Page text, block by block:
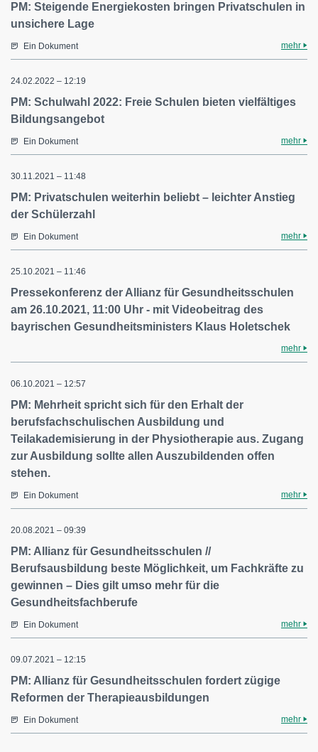
PM: Steigende Energiekosten bringen Privatschulen in
unsichere Lage
Ein Dokument mehr
24.02.2022 – 12:19
PM: Schulwahl 2022: Freie Schulen bieten vielfältiges
Bildungsangebot
Ein Dokument mehr
30.11.2021 – 11:48
PM: Privatschulen weiterhin beliebt – leichter Anstieg
der Schülerzahl
Ein Dokument mehr
25.10.2021 – 11:46
Pressekonferenz der Allianz für Gesundheitsschulen
am 26.10.2021, 11:00 Uhr - mit Videobeitrag des
bayrischen Gesundheitsministers Klaus Holetschek
mehr
06.10.2021 – 12:57
PM: Mehrheit spricht sich für den Erhalt der
berufsfachschulischen Ausbildung und
Teilakademisierung in der Physiotherapie aus. Zugang
zur Ausbildung sollte allen Auszubildenden offen
stehen.
Ein Dokument mehr
20.08.2021 – 09:39
PM: Allianz für Gesundheitsschulen //
Berufsausbildung beste Möglichkeit, um Fachkräfte zu
gewinnen – Dies gilt umso mehr für die
Gesundheitsfachberufe
Ein Dokument mehr
09.07.2021 – 12:15
PM: Allianz für Gesundheitsschulen fordert zügige
Reformen der Therapieausbildungen
Ein Dokument mehr